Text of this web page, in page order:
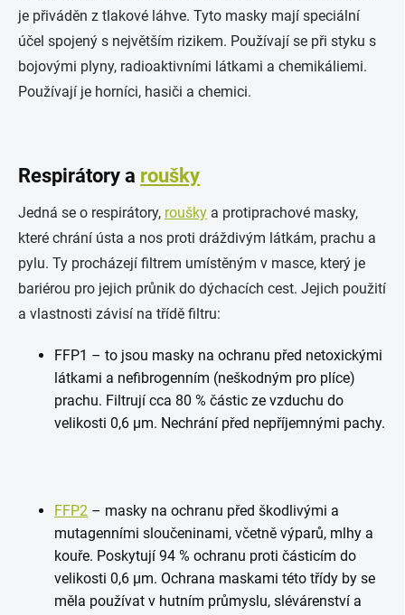
je přiváděn z tlakové láhve. Tyto masky mají speciální
účel spojený s největším rizikem. Používají se při styku s
bojovými plyny, radioaktivními látkami a chemikáliemi.
Používají je horníci, hasiči a chemici.
Respirátory a roušky
Jedná se o respirátory, roušky a protiprachové masky,
které chrání ústa a nos proti dráždivým látkám, prachu a
pylu. Ty procházejí filtrem umístěným v masce, který je
bariérou pro jejich průnik do dýchacích cest. Jejich použití
a vlastnosti závisí na třídě filtru:
FFP1 – to jsou masky na ochranu před netoxickými
látkami a nefibrogenním (neškodným pro plíce)
prachu. Filtrují cca 80 % částic ze vzduchu do
velikosti 0,6 μm. Nechrání před nepříjemnými pachy.
FFP2 – masky na ochranu před škodlivými a
mutagenními sloučeninami, včetně výparů, mlhy a
kouře. Poskytují 94 % ochranu proti částicím do
velikosti 0,6 μm. Ochrana maskami této třídy by se
měla používat v hutním průmyslu, slévárenství a